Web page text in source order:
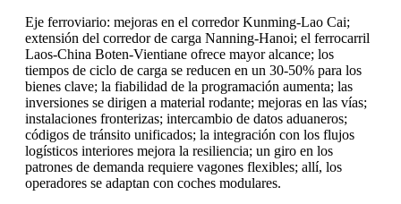
Eje ferroviario: mejoras en el corredor Kunming-Lao Cai;
extensión del corredor de carga Nanning-Hanoi; el ferrocarril
Laos-China Boten-Vientiane ofrece mayor alcance; los
tiempos de ciclo de carga se reducen en un 30-50% para los
bienes clave; la fiabilidad de la programación aumenta; las
inversiones se dirigen a material rodante; mejoras en las vías;
instalaciones fronterizas; intercambio de datos aduaneros;
códigos de tránsito unificados; la integración con los flujos
logísticos interiores mejora la resiliencia; un giro en los
patrones de demanda requiere vagones flexibles; allí, los
operadores se adaptan con coches modulares.